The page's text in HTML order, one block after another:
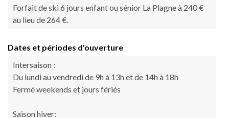
Forfait de ski 6 jours enfant ou sénior La Plagne à 240 €
au lieu de 264 €.
Dates et périodes d'ouverture
Intersaison :
Du lundi au vendredi de 9h à 13h et de 14h à 18h
Fermé weekends et jours fériés
Saison hiver: